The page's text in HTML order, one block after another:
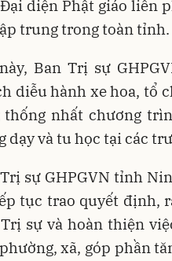
diện Phật giáo liên
trung trong toàn tỉnh.
Ban Trị sự
diễu hành xe hoa, tổ
thống nhất chương
dạy và tu học tại các
sự GHPGVN tỉnh
tục trao quyết định,
sự và hoàn thiện
xã, góp phần